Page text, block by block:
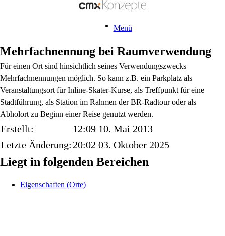
Menü
Mehrfachnennung bei Raumverwendung
Für einen Ort sind hinsichtlich seines Verwendungszwecks
Mehrfachnennungen möglich. So kann z.B. ein Parkplatz als
Veranstaltungsort für Inline-Skater-Kurse, als Treffpunkt für eine
Stadtführung, als Station im Rahmen der BR-Radtour oder als
Abholort zu Beginn einer Reise genutzt werden.
Erstellt:
12:09 10. Mai 2013
Letzte Änderung: 20:02 03. Oktober 2025
Liegt in folgenden Bereichen
Eigenschaften (Orte)